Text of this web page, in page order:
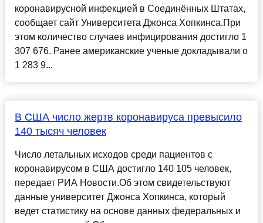
коронавирусной инфекцией в Соединённых Штатах,
сообщает сайт Университета Джонса Хопкинса.При
этом количество случаев инфицирования достигло 1
307 676. Ранее американские ученые докладывали о
1 283 9...
В США число жертв коронавируса превысило
140 тысяч человек
Число летальных исходов среди пациентов с
коронавирусом в США достигло 140 105 человек,
передает РИА Новости.Об этом свидетельствуют
данные университет Джонса Хопкинса, который
ведет статистику на основе данных федеральных и